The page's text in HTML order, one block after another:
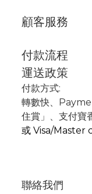
顧客服務
付款流程
運送政策
付款方式:
轉數快、Payme
住賞」 、支付寶
或 Visa/Master
聯絡我們